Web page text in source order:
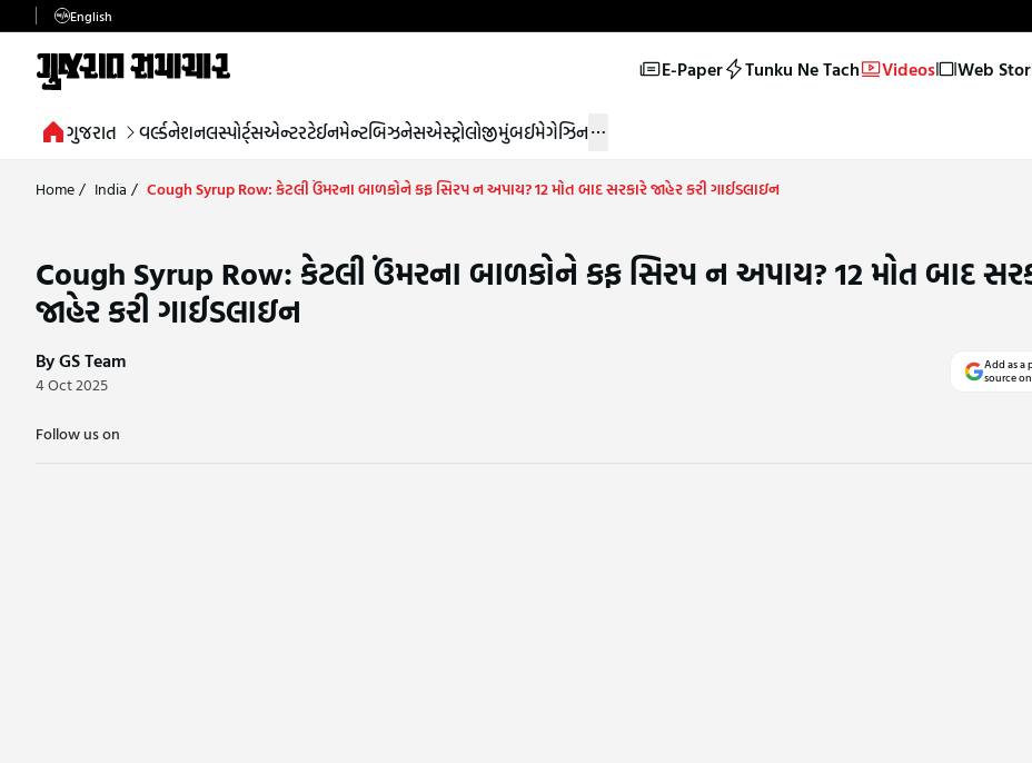
English
E-Paper Tunku Ne Tach Videos Web
ગુજરાત વર્લ્ડનેશનલસ્પોર્ટ્સએન્ટરટેઈનમેન્ટબિઝનેસએસ્ટ્રોલોજીમુંબઈમેગેઝિન
Home/ India / Cough Syrup Row: કેટલી ઉંમરના બાળકોને કફ સિરપ ન અપાય? 12 મોત બાદ સરકારે જાહેર કરી ગાઈડલાઇન
Cough Syrup Row: કેટલી ઉંમરના બાળકોને કફ સિરપ ન અપાય? 12 મોત બાદ
જાહેર કરી ગાઈડલાઇન
By GS Team
4 Oct 2025
Add as a
source
Follow us on